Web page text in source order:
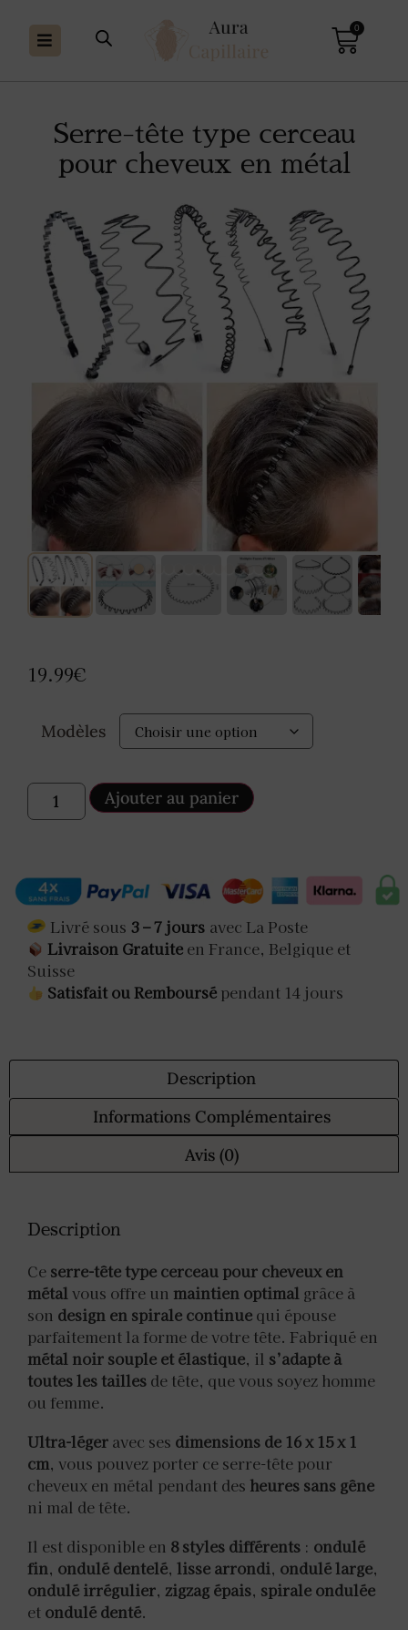
0
Serre-tête type cerceau
pour cheveux en métal
19.99€
Modèles
Ajouter au panier
Livré sous 3 – 7 jours avec La Poste
Livraison Gratuite en France, Belgique et
Suisse
Satisfait ou Remboursé pendant 14 jours
Description
Informations Complémentaires
Avis (0)
Description
Ce serre-tête type cerceau pour cheveux en
métalvous offre un maintien optimal grâce à
son design en spirale continue qui épouse
parfaitement la forme de votre tête. Fabriqué en
métal noir souple et élastique, il s’adapte à
toutes les tailles de tête, que vous soyez homme
ou femme.
Ultra-léger avec ses dimensions de 16 x 15 x 1
cm, vous pouvez porter ce serre-tête pour
cheveux en métal pendant des heures sans gêne
ni mal de tête.
Il est disponible en 8 styles différents : ondulé
fin, ondulé dentelé, lisse arrondi, ondulé large,
ondulé irrégulier, zigzag épais, spirale ondulée
et ondulé denté.